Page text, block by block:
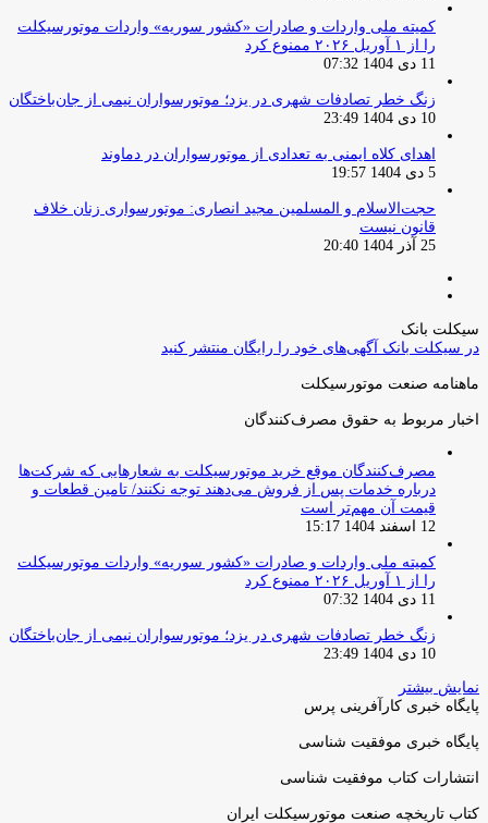
کمیته ملی واردات و صادرات «کشور سوریه» واردات موتورسیکلت
را از ۱ آوریل ۲۰۲۶ ممنوع کرد
11 دی 1404 07:32
زنگ خطر تصادفات شهری در یزد؛ موتورسواران نیمی از جان‌باختگان
10 دی 1404 23:49
اهدای کلاه ایمنی به تعدادی از موتورسواران در دماوند
5 دی 1404 19:57
حجت‌الاسلام و المسلمین مجید انصاری: موتورسواری زنان خلاف
قانون نیست
25 آذر 1404 20:40
سیکلت بانک
در سیکلت بانک آگهی‌های خود را رایگان منتشر کنید
ماهنامه صنعت موتورسیکلت
اخبار مربوط به حقوق مصرف‌کنندگان
مصرف‌کنندگان موقع خرید موتورسیکلت به شعارهایی که شرکت‌ها
درباره خدمات پس از فروش می‌دهند توجه نکنند/ تامین قطعات و
قیمت آن مهم‌تر است
12 اسفند 1404 15:17
کمیته ملی واردات و صادرات «کشور سوریه» واردات موتورسیکلت
را از ۱ آوریل ۲۰۲۶ ممنوع کرد
11 دی 1404 07:32
زنگ خطر تصادفات شهری در یزد؛ موتورسواران نیمی از جان‌باختگان
10 دی 1404 23:49
نمایش بیشتر
پایگاه خبری کارآفرینی پرس
پایگاه خبری موفقیت شناسی
انتشارات کتاب موفقیت شناسی
کتاب تاریخچه صنعت موتورسیکلت ایران